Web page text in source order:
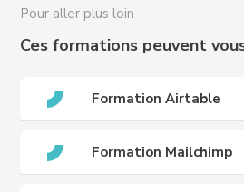
Accessibilité des publics
contacter :
Pour aller plus loin
Ces formations peuvent
Formation Airtable
Formation Mailchimp